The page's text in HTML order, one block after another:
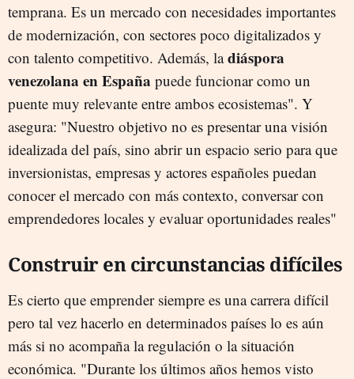
temprana. Es un mercado con necesidades importantes
de modernización, con sectores poco digitalizados y
con talento competitivo. Además, ladiáspora
venezolana en España puede funcionar como un
puente muy relevante entre ambos ecosistemas". Y
asegura: "Nuestro objetivo no es presentar una visión
idealizada del país, sino abrir un espacio serio para que
inversionistas, empresas y actores españoles puedan
conocer el mercado con más contexto, conversar con
emprendedores locales y evaluar oportunidades reales"
Construir en circunstancias difíciles
Es cierto que emprender siempre es una carrera difícil
pero tal vez hacerlo en determinados países lo es aún
más si no acompaña la regulación o la situación
económica. "Durante los últimos años hemos visto